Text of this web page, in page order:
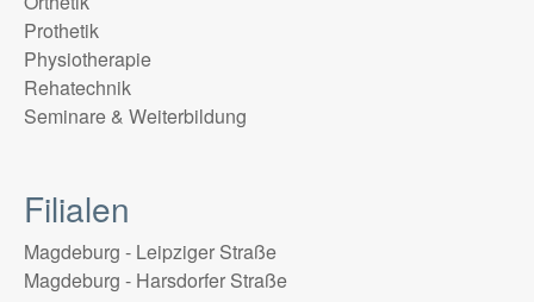
Prothetik
Physiotherapie
Rehatechnik
Seminare & Weiterbildung
Filialen
Magdeburg - Leipziger Straße
Magdeburg - Harsdorfer Straße